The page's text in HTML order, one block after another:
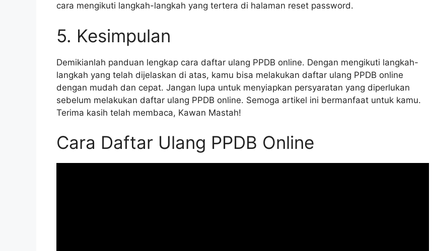
cara mengikuti langkah-langkah yang tertera di halaman reset password.
5. Kesimpulan
Demikianlah panduan lengkap cara daftar ulang PPDB online. Dengan mengikuti langkah-
langkah yang telah dijelaskan di atas, kamu bisa melakukan daftar ulang PPDB online
dengan mudah dan cepat. Jangan lupa untuk menyiapkan persyaratan yang diperlukan
sebelum melakukan daftar ulang PPDB online. Semoga artikel ini bermanfaat untuk kamu.
Terima kasih telah membaca, Kawan Mastah!
Cara Daftar Ulang PPDB Online